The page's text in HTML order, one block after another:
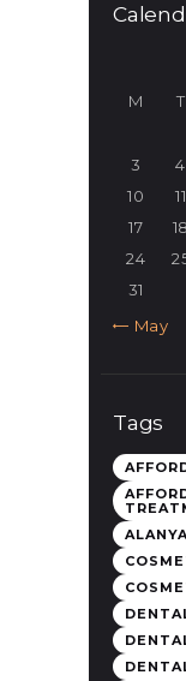
M T
3
4
10
11
17
18
24
31
« May
Tags